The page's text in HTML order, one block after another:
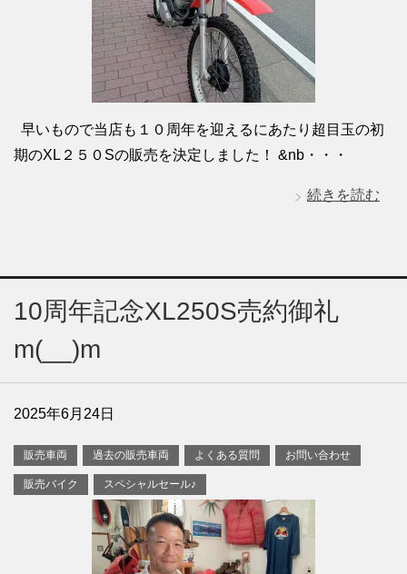
早いもので当店も１０周年を迎えるにあたり超目玉の初
期のXL２５０Sの販売を決定しました！ &nb・・・
続きを読む
10周年記念XL250S売約御礼
m(__)m
2025年6月24日
販売車両 過去の販売車両 よくある質問 お問い合わせ
販売バイク スペシャルセール♪